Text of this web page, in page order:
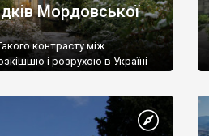
Мордовської
контрасту між
і розрухою в Україні